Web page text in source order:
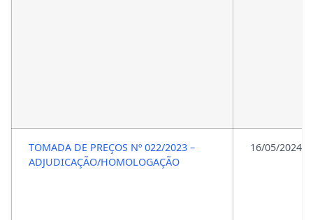
TOMADA DE PREÇOS Nº 022/2023 –
ADJUDICAÇÃO/HOMOLOGAÇÃO
16/05/2024